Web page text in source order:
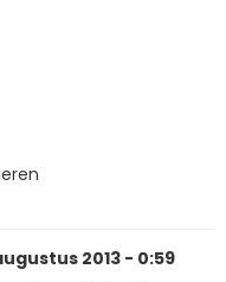
2013 - 0:59